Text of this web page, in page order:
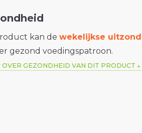
kan dewekelijkse
gezond voedingspatroon.
OVER GEZONDHEID VAN DIT PRODUCT